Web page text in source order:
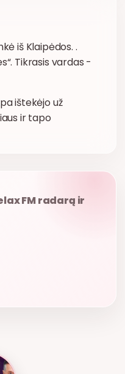
iš Klaipėdos. .
Tikrasis vardas -
ištekėjo už
ir tapo
FM radarą ir